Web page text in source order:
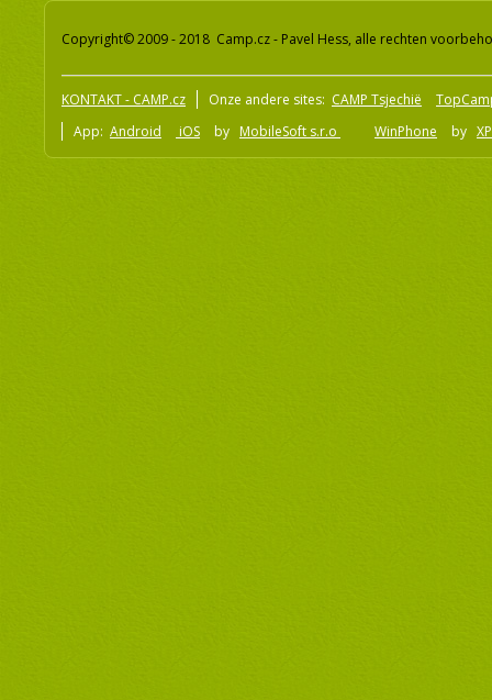
Copyright© 2009 - 2018 Camp.cz - Pavel Hess, alle rechten
KONTAKT - CAMP.cz Onze andere sites: CAMP Tsjechië
App: Android iOS by MobileSoft s.r.o WinPhone by